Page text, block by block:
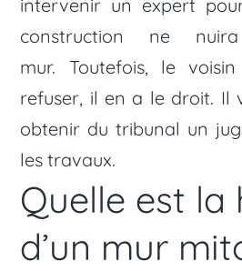
intervenir un expert
construction ne
mur. Toutefois, le
refuser, il en a le droit. Il
obtenir du tribunal un
les travaux.
Quelle est la
d’un mur